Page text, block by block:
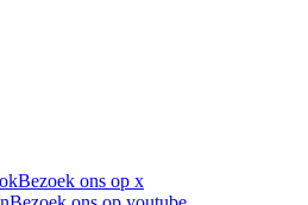
Bezoek ons op x